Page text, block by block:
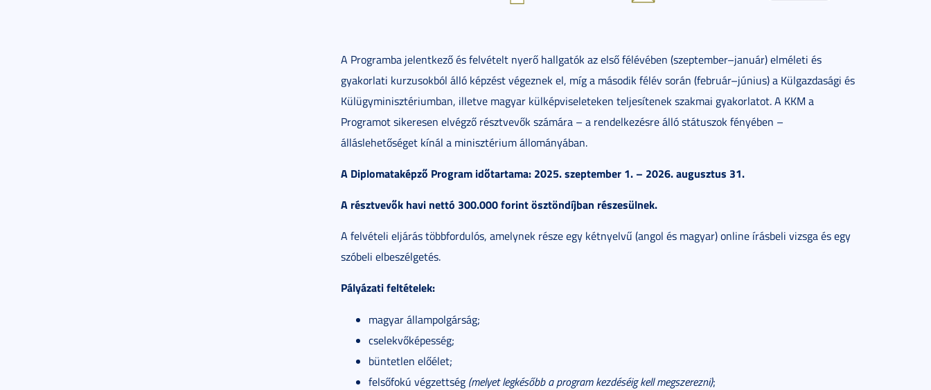
A Programba jelentkező és felvételt nyerő hallgatók az első félévében (szeptember–január) elméleti és
gyakorlati kurzusokból álló képzést végeznek el, míg a második félév során (február–június) a Külgazdasági és
Külügyminisztériumban, illetve magyar külképviseleteken teljesítenek szakmai gyakorlatot. A KKM a
Programot sikeresen elvégző résztvevők számára – a rendelkezésre álló státuszok fényében –
álláslehetőséget kínál a minisztérium állományában.
A Diplomataképző Program időtartama: 2025. szeptember 1. – 2026. augusztus 31.
A résztvevők havi nettó 300.000 forint ösztöndíjban részesülnek.
A felvételi eljárás többfordulós, amelynek része egy kétnyelvű (angol és magyar) online írásbeli vizsga és egy
szóbeli elbeszélgetés.
Pályázati feltételek:
magyar állampolgárság;
cselekvőképesség;
büntetlen előélet;
felsőfokú végzettség (melyet legkésőbb a program kezdéséig kell megszerezni);